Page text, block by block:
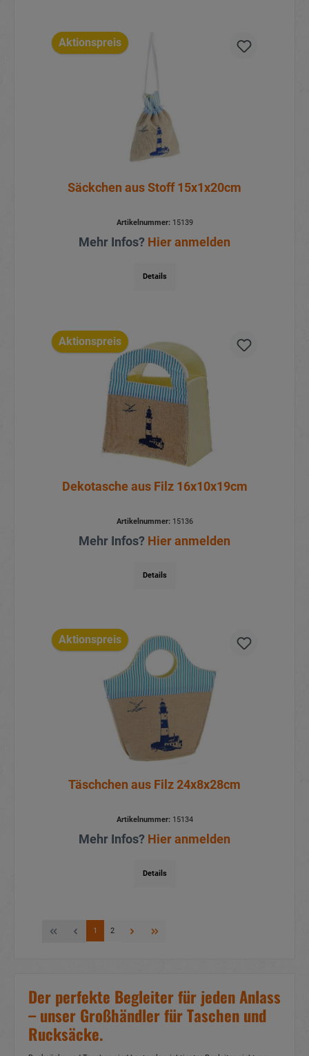
Aktionspreis
Säckchen aus Stoff 15x1x20cm
Artikelnummer:15139
Mehr Infos? Hier anmelden
Details
Aktionspreis
Dekotasche aus Filz 16x10x19cm
Artikelnummer:15136
Mehr Infos? Hier anmelden
Details
Aktionspreis
Täschchen aus Filz 24x8x28cm
Artikelnummer:15134
Mehr Infos? Hier anmelden
Details
1 2
Der perfekte Begleiter für jeden Anlass
– unser Großhändler für Taschen und
Rucksäcke.